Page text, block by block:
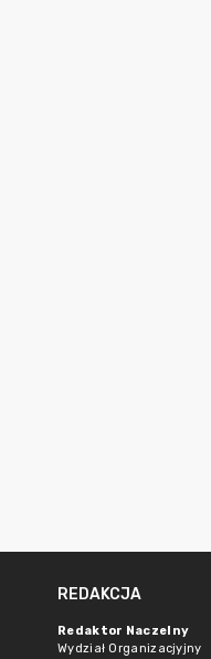
REDAKCJA
Redaktor Naczelny
Wydział Organizacjyjny